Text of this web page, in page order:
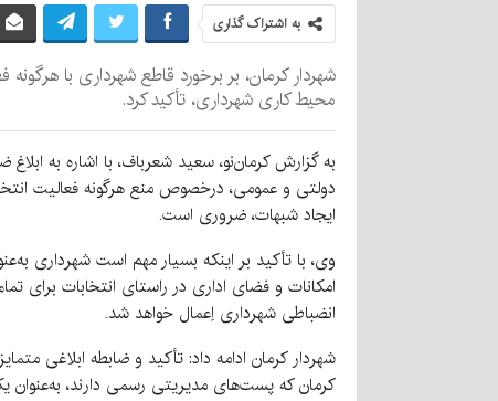
به اشتراک گذاری
شهردار کرمان، بر برخورد قاطع شهرداری با
محیط کاری شهرداری، تأکید کرد.
به گزارش کرمان‌نو، سعید شعرباف، با اشاره به ابلاغ
دولتی و عمومی، درخصوص منع هرگونه فعالیت
ایجاد شبهات، ضروری است.‌
وی، با تأکید بر اینکه بسیار مهم است شهرداری
امکانات و فضای اداری در راستای انتخابات برای
انضباطی شهرداری اِعمال خواهد شد.
شهردار کرمان ادامه داد: تأکید و ضابطه ابلاغی
کرمان که پست‌های مدیریتی رسمی دارند،